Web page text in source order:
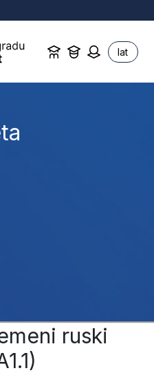
lat
ruski